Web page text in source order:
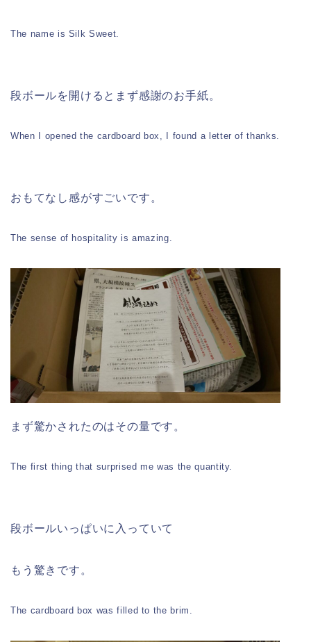
The name is Silk Sweet.
段ボールを開けるとまず感謝のお手紙。
When I opened the cardboard box, I found a letter of thanks.
おもてなし感がすごいです。
The sense of hospitality is amazing.
まず驚かされたのはその量です。
The first thing that surprised me was the quantity.
段ボールいっぱいに入っていて
もう驚きです。
The cardboard box was filled to the brim.